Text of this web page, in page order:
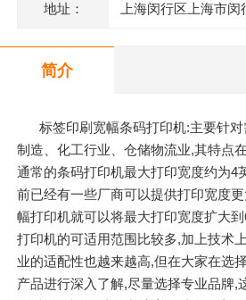
地址： 上海闵行区上海市
简介
标签印刷宽幅条码打印机:主要针
制造、化工行业、仓储物流业,其特点
通常的条码打印机最大打印宽度约为4
前已经有一些厂商可以提供打印宽度
幅打印机就可以将最大打印宽度扩大
打印机的可适用范围比较多,加上技术
业的适配性也越来越高,但在大家在选
产品进行深入了解,尽量选择专业品牌,